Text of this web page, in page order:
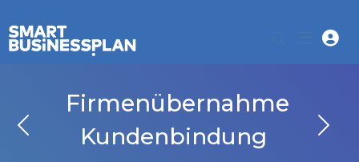
Firmenübernahme
Kundenbindung